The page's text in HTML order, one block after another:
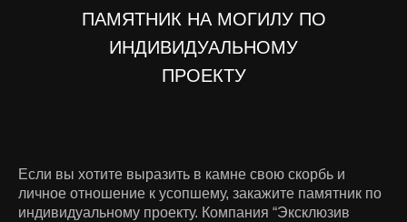
ПАМЯТНИК НА МОГИЛУ ПО
ИНДИВИДУАЛЬНОМУ
ПРОЕКТУ
Если вы хотите выразить в камне свою скорбь и
личное отношение к усопшему, закажите памятник по
индивидуальному проекту. Компания “Эксклюзив